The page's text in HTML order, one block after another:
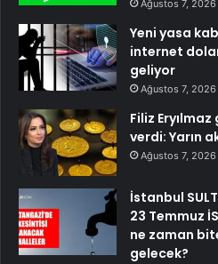
Ağustos 7, 2026
Yeni yasa
internet
geliyor
Ağustos 7, 2026
Filiz
verdi: Yarın
Ağustos 7, 2026
İstanbul
23 Temmuz
ne zaman
gelecek?